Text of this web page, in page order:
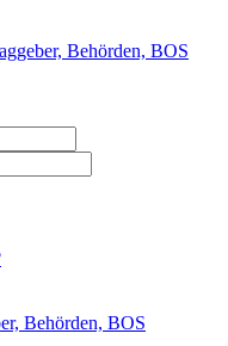
Behörden, BOS
Behörden, BOS